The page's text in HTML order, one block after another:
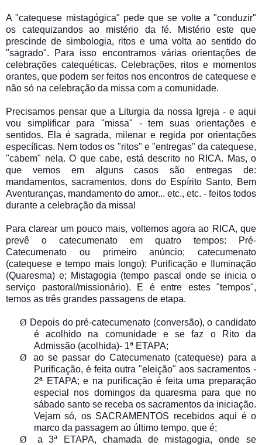
A "catequese mistagógica" pede que se volte a "conduzir"
os catequizandos ao mistério da fé. Mistério este que
prescinde de simbologia, ritos e uma volta ao sentido do
"sagrado". Para isso encontramos várias orientações de
celebrações catequéticas. Celebrações, ritos e momentos
orantes, que podem ser feitos nos encontros de catequese e
não só na celebração da missa com a comunidade.
Precisamos pensar que a Liturgia da nossa Igreja - e aqui
vou simplificar para "missa" - tem suas orientações e
sentidos. Ela é sagrada, milenar e regida por orientações
específicas. Nem todos os "ritos" e "entregas" da catequese,
"cabem" nela. O que cabe, está descrito no RICA. Mas, o
que vemos em alguns casos são entregas de:
mandamentos, sacramentos, dons do Espírito Santo, Bem
Aventuranças, mandamento do amor... etc., etc. - feitos todos
durante a celebração da missa!
Para clarear um pouco mais, voltemos agora ao RICA, que
prevê o catecumenato em quatro tempos: Pré-
Catecumenato ou primeiro anúncio; catecumenato
(catequese e tempo mais longo); Purificação e Iluminação
(Quaresma) e; Mistagogia (tempo pascal onde se inicia o
serviço pastoral/missionário). E é entre estes "tempos",
temos as três grandes passagens de etapa.
Ø Depois do pré-catecumenato (conversão), o candidato
é acolhido na comunidade e se faz o Rito da
Admissão (acolhida)- 1ª ETAPA;
Ø
ao se passar do Catecumenato (catequese) para a
Purificação, é feita outra "eleição" aos sacramentos -
2ª ETAPA; e na purificação é feita uma preparação
especial nos domingos da quaresma para que no
sábado santo se receba os sacramentos da iniciação.
Vejam só, os SACRAMENTOS recebidos aqui é o
marco da passagem ao último tempo, que é;
Ø
a 3ª ETAPA, chamada de mistagogia, onde se